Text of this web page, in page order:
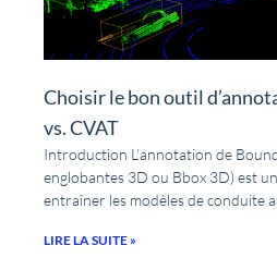
Choisir le bon outil
vs. CVAT
Introduction L’annotation de
englobantes 3D ou Bbox 3D) est
entraîner les modèles de conduite
LIRE LA SUITE »